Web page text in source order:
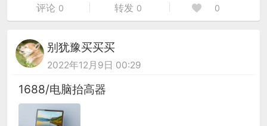
评论 0 转发 0 0
别犹豫买买买
2022年12月9日 00:29
1688/电脑抬高器